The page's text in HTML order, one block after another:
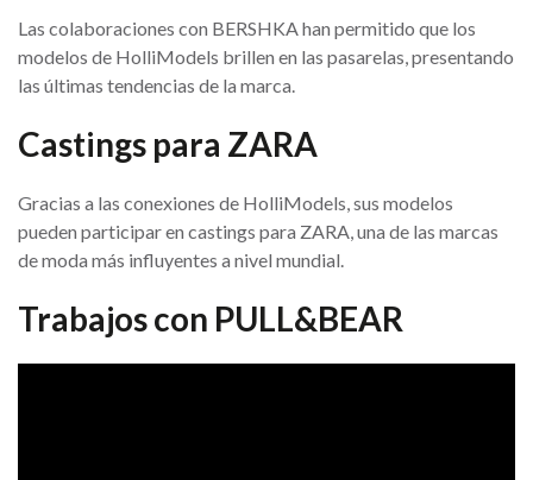
Las colaboraciones con BERSHKA han permitido que los
modelos de HolliModels brillen en las pasarelas, presentando
las últimas tendencias de la marca.
Castings para ZARA
Gracias a las conexiones de HolliModels, sus modelos
pueden participar en castings para ZARA, una de las marcas
de moda más influyentes a nivel mundial.
Trabajos con PULL&BEAR